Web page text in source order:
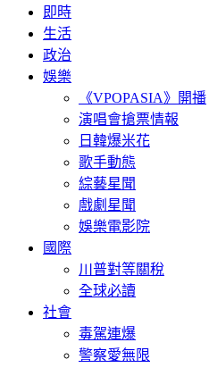
即時
生活
政治
娛樂
《VPOPASIA》開播
演唱會搶票情報
日韓爆米花
歌手動態
綜藝星聞
戲劇星聞
娛樂電影院
國際
川普對等關稅
全球必讀
社會
毒駕連爆
警察愛無限